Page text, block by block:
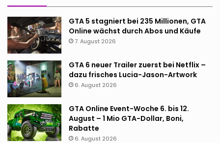
GTA 5 stagniert bei 235 Millionen, GTA
Online wächst durch Abos und Käufe
7. August 2026
GTA 6 neuer Trailer zuerst bei Netflix –
dazu frisches Lucia-Jason-Artwork
6. August 2026
GTA Online Event-Woche 6. bis 12.
August – 1 Mio GTA-Dollar, Boni,
Rabatte
6. August 2026